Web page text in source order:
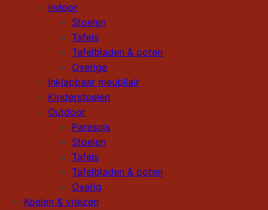
Indoor
Stoelen
Tafels
Tafelbladen & poten
Overige
Inklapbaar meubilair
Kinderstoelen
Outdoor
Parasols
Stoelen
Tafels
Tafelbladen & poten
Overig
Koelen & vriezen